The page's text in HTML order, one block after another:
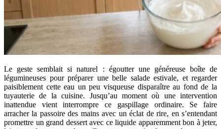
Le geste semblait si naturel : égoutter une généreuse boîte de
légumineuses pour préparer une belle salade estivale, et regarder
paisiblement cette eau un peu visqueuse disparaître au fond de la
tuyauterie de la cuisine. Jusqu’au moment où une intervention
inattendue vient interrompre ce gaspillage ordinaire. Se faire
arracher la passoire des mains avec un éclat de rire, en s’entendant
promettre un grand dessert avec ce liquide apparemment bon à jeter,